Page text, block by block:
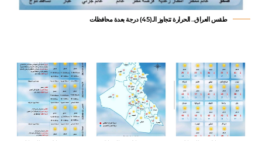
طقس العراق.. الحرارة تتجاوز الـ(45) درجة بعدة محافظات